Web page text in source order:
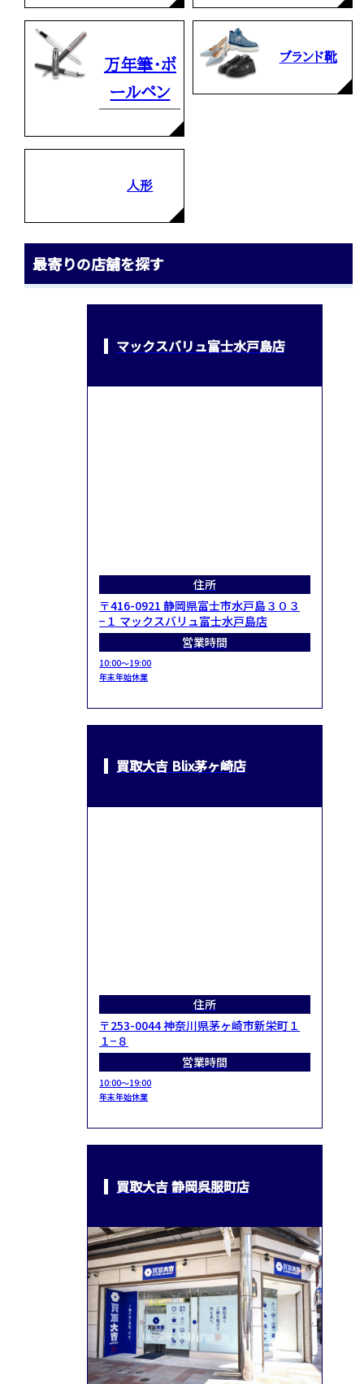
万年筆・ボ
ールペン
ブランド靴
人形
最寄りの店舗を探す
マックスバリュ富士水戸島店
住所
〒416-0921 静岡県富士市水戸島３０３
−１ マックスバリュ富士水戸島店
営業時間
10:00～19:00
年末年始休業
買取大吉 Blix茅ヶ崎店
住所
〒253-0044 神奈川県茅ヶ崎市新栄町１
１−８
営業時間
10:00～19:00
年末年始休業
買取大吉 静岡呉服町店